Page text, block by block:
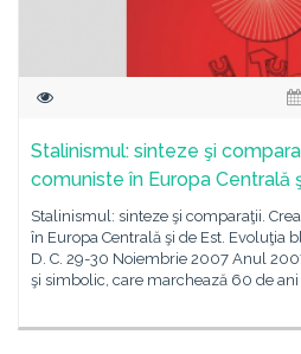
Stalinismul: sinteze şi
comuniste în Europa Centrală
Stalinismul: sinteze şi comparaţii.
în Europa Centrală şi de Est. Evoluţia
D. C. 29-30 Noiembrie 2007 Anul
şi simbolic, care marchează 60 de